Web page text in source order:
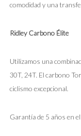
comodidad y una
Ridley Carbono Élite
Utilizamos una
30T, 24T. El carbono
ciclismo excepcional.
Garantía de 5 años en